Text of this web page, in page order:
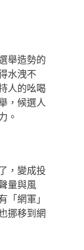
舉造勢的
水洩不
人的吆喝
，候選人
。
，變成投
量與風
「網軍」
挪移到網